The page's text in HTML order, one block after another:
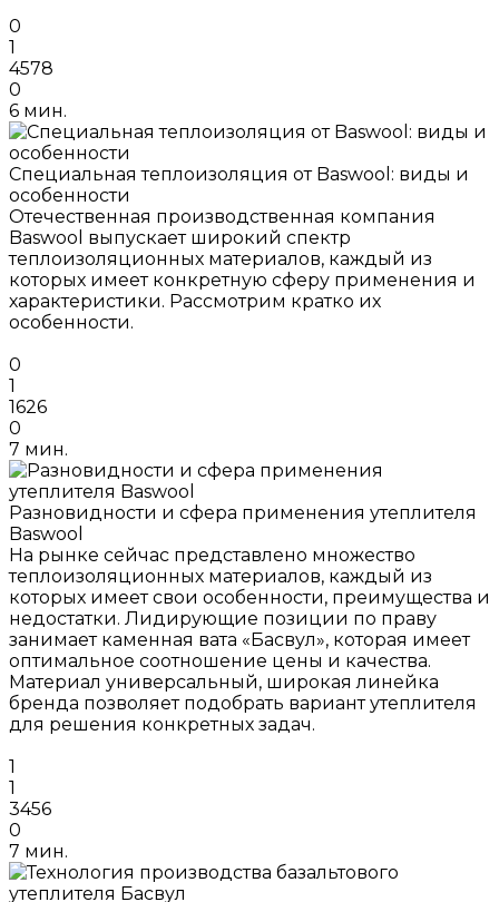
0
1
4578
0
6 мин.
Специальная теплоизоляция от Baswool: виды и
особенности
Отечественная производственная компания
Baswool выпускает широкий спектр
теплоизоляционных материалов, каждый из
которых имеет конкретную сферу применения и
характеристики. Рассмотрим кратко их
особенности.
0
1
1626
0
7 мин.
Разновидности и сфера применения утеплителя
Baswool
На рынке сейчас представлено множество
теплоизоляционных материалов, каждый из
которых имеет свои особенности, преимущества и
недостатки. Лидирующие позиции по праву
занимает каменная вата «Басвул», которая имеет
оптимальное соотношение цены и качества.
Материал универсальный, широкая линейка
бренда позволяет подобрать вариант утеплителя
для решения конкретных задач.
1
1
3456
0
7 мин.